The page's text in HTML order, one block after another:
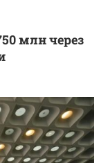
млн через